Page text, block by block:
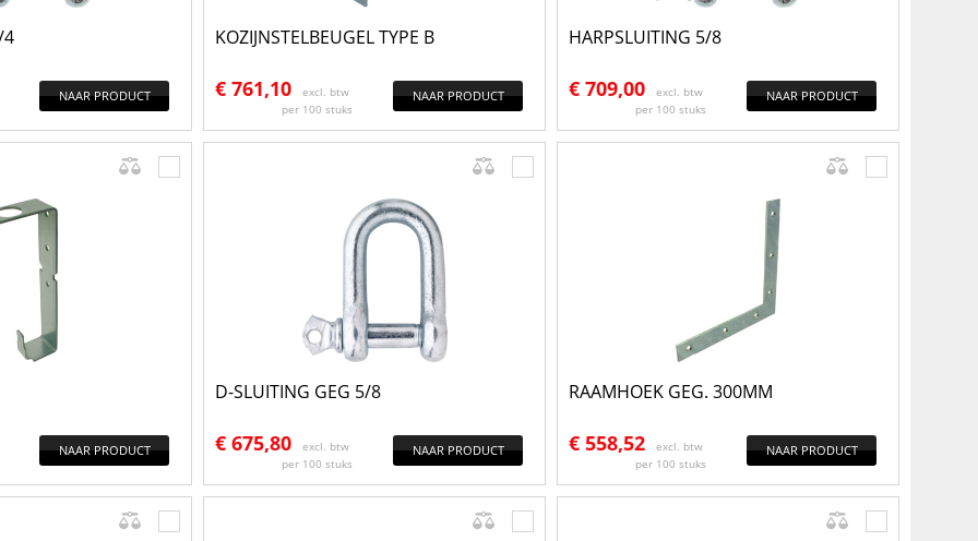
4
NAAR PRODUCT
KOZIJNSTELBEUGEL TYPE B
€ 761,10
excl. btw
per 100 stuks
NAAR PRODUCT
HARPSLUITING 5/8
€ 709,00
excl. btw
per 100 stuks
NAAR PRODUCT
NAAR PRODUCT
D-SLUITING GEG 5/8
€ 675,80
excl. btw
per 100 stuks
NAAR PRODUCT
RAAMHOEK GEG. 300MM
€ 558,52
excl. btw
per 100 stuks
NAAR PRODUCT